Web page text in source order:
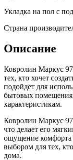
Укладка на пол с
Страна
Описание
Ковролин Маркус 97
тех, кто хочет
подойдет для
бытовых
характеристикам.
Ковролин Маркус
что делает его
ощущение
выбором для тех,
дома.